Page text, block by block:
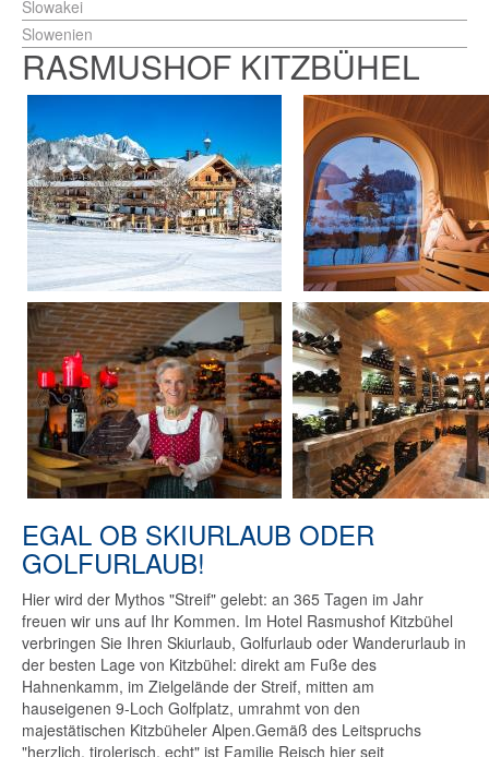
Slowakei
Slowenien
RASMUSHOF KITZBÜHEL
EGAL OB SKIURLAUB ODER
GOLFURLAUB!
Hier wird der Mythos "Streif" gelebt: an 365 Tagen im Jahr
freuen wir uns auf Ihr Kommen. Im Hotel Rasmushof Kitzbühel
verbringen Sie Ihren Skiurlaub, Golfurlaub oder Wanderurlaub in
der besten Lage von Kitzbühel: direkt am Fuße des
Hahnenkamm, im Zielgelände der Streif, mitten am
hauseigenen 9-Loch Golfplatz, umrahmt von den
majestätischen Kitzbüheler Alpen.Gemäß des Leitspruchs
"herzlich, tirolerisch, echt" ist Familie Reisch hier seit